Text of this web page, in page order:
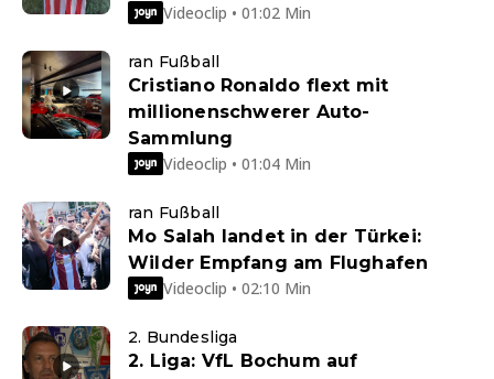
Videoclip • 01:02 Min
ran Fußball
Cristiano Ronaldo flext mit
millionenschwerer Auto-
Sammlung
Videoclip • 01:04 Min
ran Fußball
Mo Salah landet in der Türkei:
Wilder Empfang am Flughafen
Videoclip • 02:10 Min
2. Bundesliga
2. Liga: VfL Bochum auf